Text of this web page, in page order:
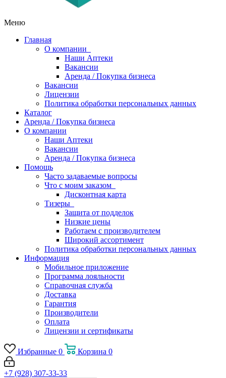
Меню
Главная
О компании
Наши Аптеки
Вакансии
Аренда / Покупка бизнеса
Вакансии
Лицензии
Политика обработки персональных данных
Каталог
Аренда / Покупка бизнеса
О компании
Наши Аптеки
Вакансии
Аренда / Покупка бизнеса
Помощь
Часто задаваемые вопросы
Что с моим заказом
Дисконтная карта
Тизеры
Защита от подделок
Низкие цены
Работаем с производителем
Широкий ассортимент
Политика обработки персональных данных
Информация
Мобильное приложение
Программа лояльности
Справочная служба
Доставка
Гарантия
Производители
Оплата
Лицензии и сертификаты
Избранные 0 Корзина 0
+7 (928) 307-33-33